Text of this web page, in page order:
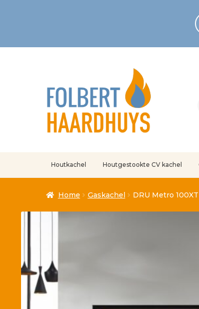
Houtkachel Houtgestookte CV kachel
Verzending en bezorging
Home Gaskachel DRU Metro